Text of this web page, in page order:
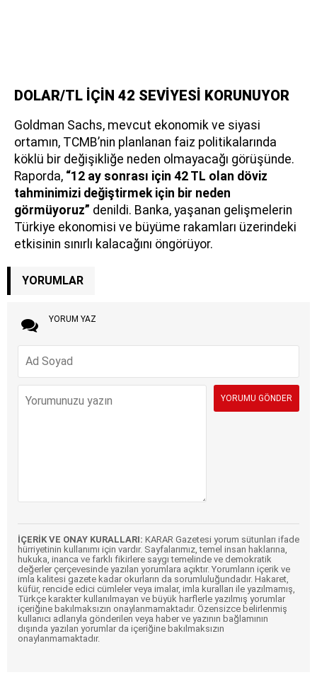
DOLAR/TL İÇİN 42 SEVİYESİ KORUNUYOR
Goldman Sachs, mevcut ekonomik ve siyasi
ortamın, TCMB’nin planlanan faiz politikalarında
köklü bir değişikliğe neden olmayacağı görüşünde.
Raporda, “12 ay sonrası için 42 TL olan döviz
tahminimizi değiştirmek için bir neden
görmüyoruz” denildi. Banka, yaşanan gelişmelerin
Türkiye ekonomisi ve büyüme rakamları üzerindeki
etkisinin sınırlı kalacağını öngörüyor.
YORUMLAR
YORUM YAZ
İÇERİK VE ONAY KURALLARI: KARAR Gazetesi yorum sütunları ifade
hürriyetinin kullanımı için vardır. Sayfalarımız, temel insan haklarına,
hukuka, inanca ve farklı fikirlere saygı temelinde ve demokratik
değerler çerçevesinde yazılan yorumlara açıktır. Yorumların içerik ve
imla kalitesi gazete kadar okurların da sorumluluğundadır. Hakaret,
küfür, rencide edici cümleler veya imalar, imla kuralları ile yazılmamış,
Türkçe karakter kullanılmayan ve büyük harflerle yazılmış yorumlar
içeriğine bakılmaksızın onaylanmamaktadır. Özensizce belirlenmiş
kullanıcı adlarıyla gönderilen veya haber ve yazının bağlamının
dışında yazılan yorumlar da içeriğine bakılmaksızın
onaylanmamaktadır.